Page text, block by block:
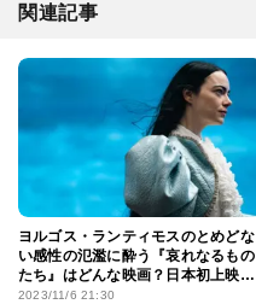
関連記事
ヨルゴス・ランティモスのとめどな
い感性の氾濫に酔う『哀れなるもの
たち』はどんな映画？日本初上映レ
ビュー
2023/11/6 21:30